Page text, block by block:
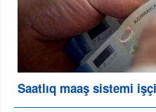
Saatlıq maaş sistemi